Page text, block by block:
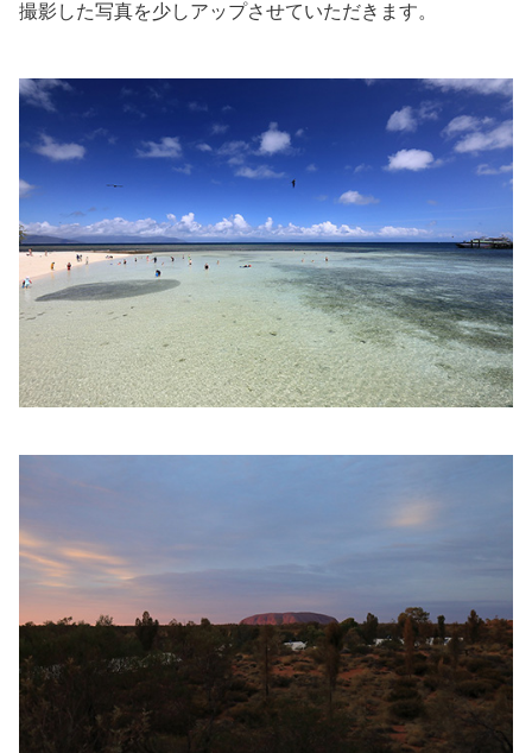
撮影した写真を少しアップさせていただきます。